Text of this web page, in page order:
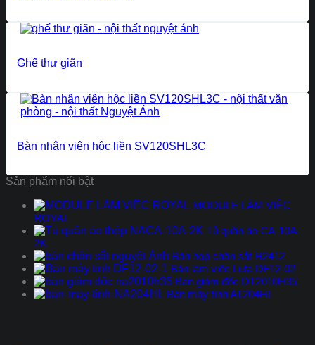
Ghế thư giãn
Bàn nhân viên hộc liền SV120SHL3C
Sản phẩm nổi bật
MODULE LÀM VIỆC
ROYAL
Tủ quần áo CA-10A-
2K
Bàn họp chân sắt H2412
Bàn làm việc Lufa DF12-02
Bàn giám đốc DT2010H35
Bàn máy tính AT204HL